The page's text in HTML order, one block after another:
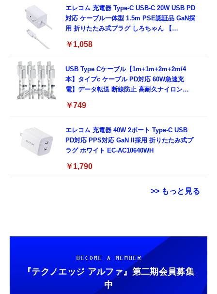
エレコム 充電器 Type-C USB-C 20W USB PD
対応 ケーブル一体型 1.5m PSE認証品 GaN採
用 折りたたみ式プラグ しろちゃん 【
￥1,058
USB Type Cケーブル【1m+1m+2m+2m/4
本】タイプc ケーブル PD対応 60W急速充
電】データ転送 断線防止 高耐久ナイロン
MacBook、iPad Pro/Air、Galaxy、Sony、
￥749
エレコム 充電器 40W 2ポート Type-C USB
PD対応 PPS対応 GaN II採用 折りたたみ式プ
ラグ ホワイト EC-AC10640WH
￥1,790
>> もっと見る
界 耐久性と のある金属ボディ 安定感のある
iPhone/Android多機種対応 ライブ コンサー
ト スポーツ観戦 バードウォッチング 旅行
￥3,579
HDMIミラーキャスト【2026年・高性能チッ
プ搭載】4K/1080P対応 スマホ画面をテレビ
ット 国産旭硝子素材】 用 ガーミン
FORERUNNER 70/170/170 Music フィルム
高透過率 超薄型 用 ガーミン Forerunner 170
液晶 保護フィルム 耐衝撃 全面保護 自動吸着
気泡なし 簡単貼り付け ( 対応 Forerunner
170 Music フィルム )
￥698
GARMIN(ガーミン) Venu 3 Black/Slate
AMOLEDディスプレイ搭載 美麗液晶スマート
￥949
タイプc 寝ホンイヤホン 寝ホン type-c 有線
睡眠用イヤホン 【音質強化バージョン
BECOME A MEMBER
『テクノエッジ アルファ』 第二期会員募集
中